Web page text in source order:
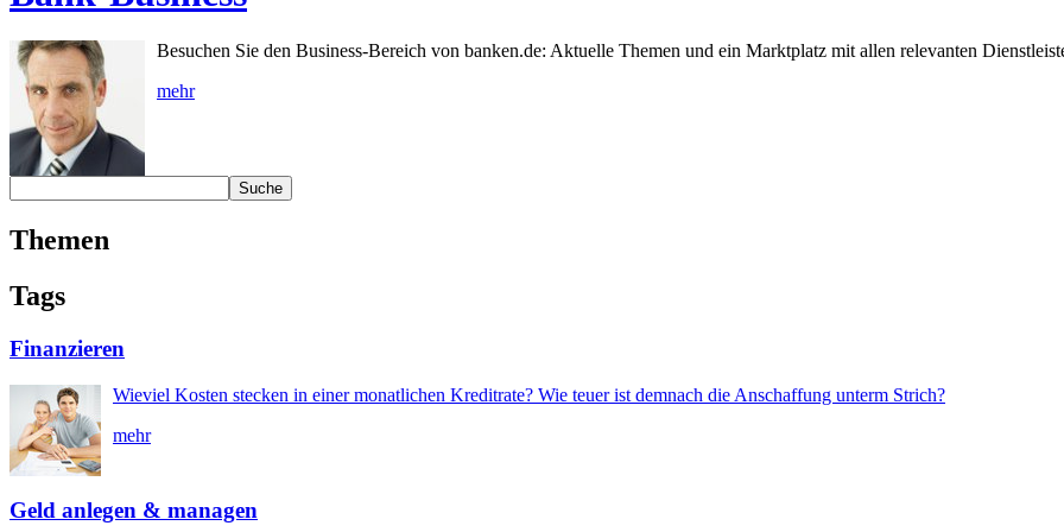
Besuchen Sie den Business-Bereich von banken.de: Aktuelle Themen und ein Marktplatz mit allen relevanten
mehr
Themen
Tags
Finanzieren
Wieviel Kosten stecken in einer monatlichen Kreditrate? Wie teuer ist demnach die Anschaffung unterm Strich?
mehr
Geld anlegen & managen